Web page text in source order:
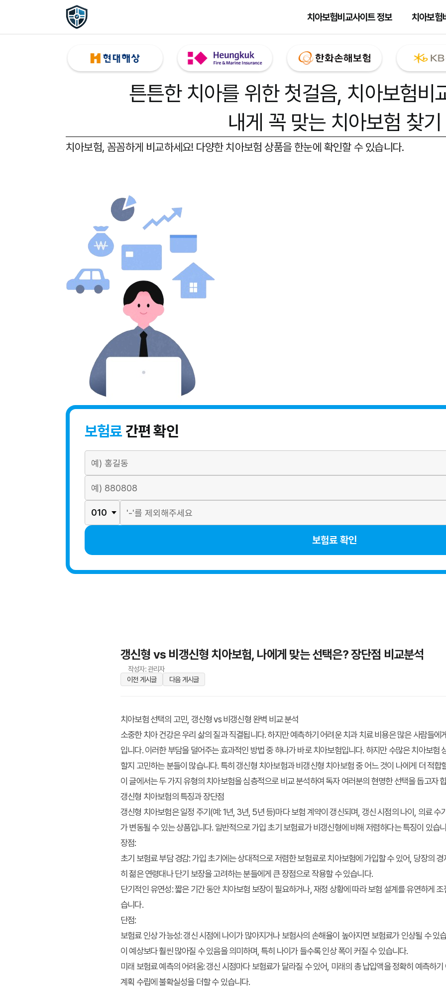
치아보험비교사이트 정보 치아보험
튼튼한 치아를 위한 첫걸음, 치아보험비
내게 꼭 맞는 치아보험 찾기
치아보험, 꼼꼼하게 비교하세요! 다양한 치아보험 상품을 한눈에 확인할 수 있습니다.
보험료간편 확인
보험료 확인
갱신형 vs 비갱신형 치아보험, 나에게 맞는 선택은? 장단점 비교분석
작성자: 관리자
이전 게시글
다음 게시글
치아보험 선택의 고민, 갱신형 vs 비갱신형 완벽 비교 분석
소중한 치아 건강은 우리 삶의 질과 직결됩니다. 하지만 예측하기 어려운 치과 치료 비용은 많은 사람들에
입니다. 이러한 부담을 덜어주는 효과적인 방법 중 하나가 바로 치아보험입니다. 하지만 수많은 치아보험
할지 고민하는 분들이 많습니다. 특히 갱신형 치아보험과 비갱신형 치아보험 중 어느 것이 나에게 더 적합
이 글에서는 두 가지 유형의 치아보험을 심층적으로 비교 분석하여 독자 여러분의 현명한 선택을 돕고자
갱신형 치아보험의 특징과 장단점
갱신형 치아보험은 일정 주기(예: 1년, 3년, 5년 등)마다 보험 계약이 갱신되며, 갱신 시점의 나이, 의료 수
가 변동될 수 있는 상품입니다. 일반적으로 가입 초기 보험료가 비갱신형에 비해 저렴하다는 특징이 있습
장점:
초기 보험료 부담 경감:가입 초기에는 상대적으로 저렴한 보험료로 치아보험에 가입할 수 있어, 당장의
히 젊은 연령대나 단기 보장을 고려하는 분들에게 큰 장점으로 작용할 수 있습니다.
단기적인 유연성:짧은 기간 동안 치아보험 보장이 필요하거나, 재정 상황에 따라 보험 설계를 유연하게
습니다.
단점:
보험료 인상 가능성:갱신 시점에 나이가 많아지거나 보험사의 손해율이 높아지면 보험료가 인상될 수 있
이 예상보다 훨씬 많아질 수 있음을 의미하며, 특히 나이가 들수록 인상 폭이 커질 수 있습니다.
미래 보험료 예측의 어려움:갱신 시점마다 보험료가 달라질 수 있어, 미래의 총 납입액을 정확히 예측하
계획 수립에 불확실성을 더할 수 있습니다.